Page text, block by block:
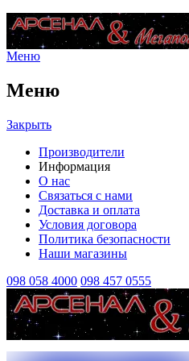
Меню
Меню
Закрыть
Производители
Информация
О нас
Связаться с нами
Доставка и оплата
Условия договора
Политика безопасности
Наши магазины
098 058 4000 098 457 0555